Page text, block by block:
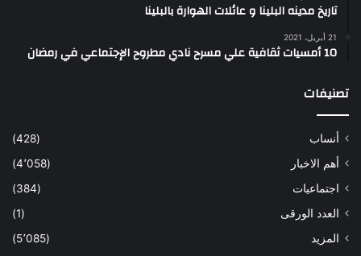
تاريخ مدينه البلينا و عائلات الهوارة بالبلينا
21 أبريل، 2021
10 أمسيات ثقافية علي مسرح نادي مطروح الإجتماعي في رمضان
تصنيفات
أنساب
(428)
أهم الاخبار
(4٬058)
اجتماعيات
(384)
العدد الورقى
(1)
المزيد
(5٬085)